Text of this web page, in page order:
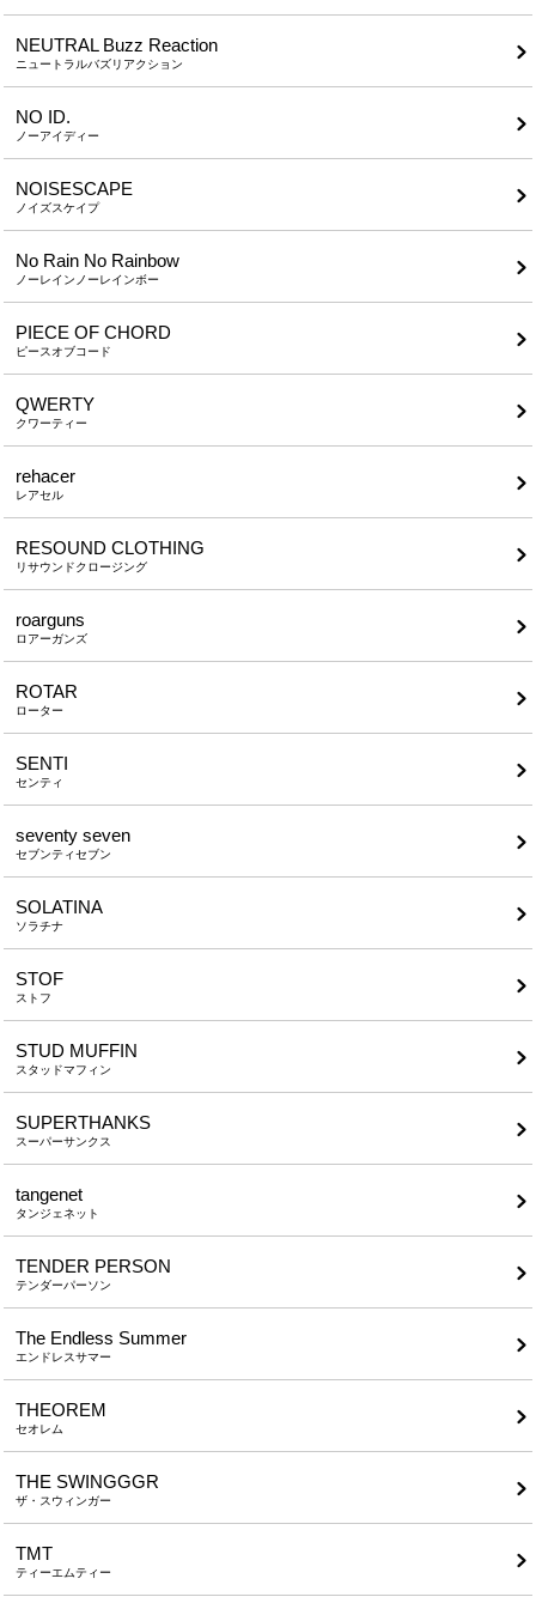
NEUTRAL Buzz Reaction
ニュートラルバズリアクション
NO ID.
ノーアイディー
NOISESCAPE
ノイズスケイプ
No Rain No Rainbow
ノーレインノーレインボー
PIECE OF CHORD
ピースオブコード
QWERTY
クワーティー
rehacer
レアセル
RESOUND CLOTHING
リサウンドクロージング
roarguns
ロアーガンズ
ROTAR
ローター
SENTI
センティ
seventy seven
セブンティセブン
SOLATINA
ソラチナ
STOF
ストフ
STUD MUFFIN
スタッドマフィン
SUPERTHANKS
スーパーサンクス
tangenet
タンジェネット
TENDER PERSON
テンダーパーソン
The Endless Summer
エンドレスサマー
THEOREM
セオレム
THE SWINGGGR
ザ・スウィンガー
TMT
ティーエムティー